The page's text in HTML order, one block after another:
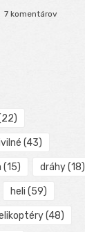
7 komentárov
(43)
(15) dráhy(18)
heli (59)
(48)